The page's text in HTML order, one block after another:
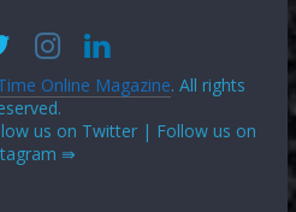
Online Magazine. All rights
us on Twitter | Follow us on
⇛